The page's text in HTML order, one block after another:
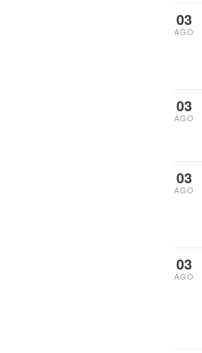
03
AGO
03
AGO
03
AGO
03
AGO